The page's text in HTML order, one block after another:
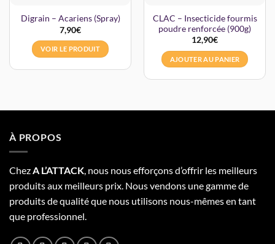
Digrain – Acariens (Spray)
7,90€
VOIR LE PRODUIT
CLAC – Insecticide fourmis
poudre renforcée (900g)
12,90€
AJOUTER AU PANIER
À PROPOS
ChezA L’ATTACK, nous nous efforçons d’offrir les meilleurs
produits aux meilleurs prix. Nous vendons une gamme de
produits de qualité que nous utilisons nous-mêmes en tant
que professionnel.